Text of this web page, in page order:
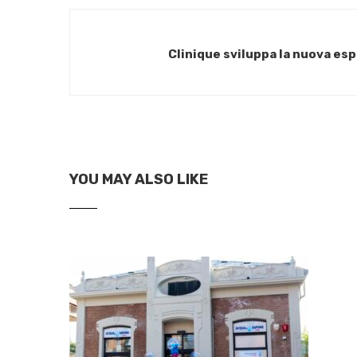
Clinique sviluppa la nuova
YOU MAY ALSO LIKE